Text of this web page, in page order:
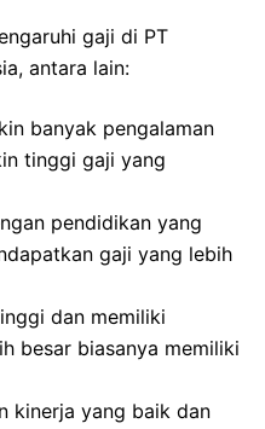
gaji di PT
antara lain:
banyak pengalaman
tinggi gaji yang
pendidikan yang
gaji yang lebih
dan memiliki
besar biasanya memiliki
kinerja yang baik dan